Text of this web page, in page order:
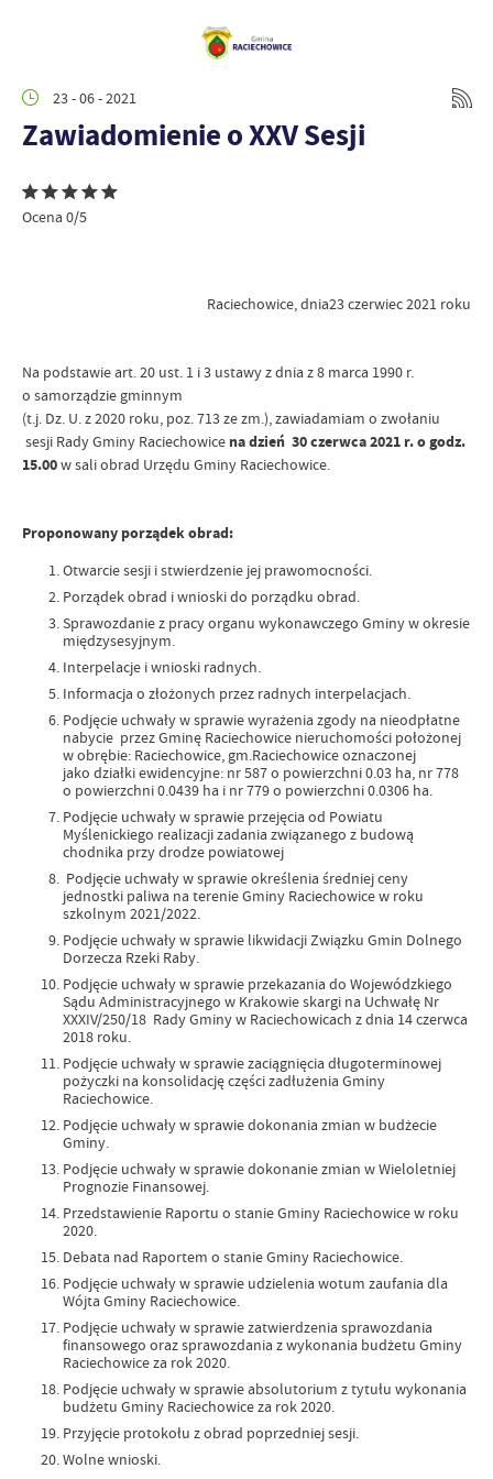
23 - 06 - 2021
Zawiadomienie o XXV Sesji
Ocena 0/5
Raciechowice, dnia23 czerwiec 2021 roku
Na podstawie art. 20 ust. 1 i 3 ustawy z dnia z 8 marca 1990 r.
o samorządzie gminnym
(t.j. Dz. U. z 2020 roku, poz. 713 ze zm.), zawiadamiam o zwołaniu
sesji Rady Gminy Raciechowice na dzień 30 czerwca2021 r. o godz.
15.00w sali obrad Urzędu Gminy Raciechowice.
Proponowany porządek obrad:
Otwarcie sesji i stwierdzenie jej prawomocności.
Porządek obrad i wnioski do porządku obrad.
Sprawozdanie z pracy organu wykonawczego Gminy w okresie
międzysesyjnym.
Interpelacje i wnioski radnych.
Informacja o złożonych przez radnych interpelacjach.
Podjęcie uchwały w sprawie wyrażenia zgody na nieodpłatne
nabycie przez Gminę Raciechowice nieruchomości położonej
w obrębie: Raciechowice, gm.Raciechowice oznaczonej
jako działki ewidencyjne: nr 587 o powierzchni 0.03 ha, nr 778
o powierzchni 0.0439 ha i nr 779 o powierzchni 0.0306 ha.
Podjęcie uchwały w sprawie przejęcia od Powiatu
Myślenickiego realizacji zadania związanego z budową
chodnika przy drodze powiatowej
Podjęcie uchwały w sprawie określenia średniej ceny
jednostki paliwa na terenie Gminy Raciechowice w roku
szkolnym 2021/2022.
Podjęcie uchwały w sprawie likwidacji Związku Gmin Dolnego
Dorzecza Rzeki Raby.
Podjęcie uchwały w sprawie przekazania do Wojewódzkiego
Sądu Administracyjnego w Krakowie skargi na Uchwałę Nr
XXXIV/250/18 Rady Gminy w Raciechowicach z dnia 14 czerwca
2018 roku.
Podjęcie uchwały w sprawie zaciągnięcia długoterminowej
pożyczki na konsolidację części zadłużenia Gminy
Raciechowice.
Podjęcie uchwały w sprawie dokonania zmian w budżecie
Gminy.
Podjęcie uchwały w sprawie dokonanie zmian w Wieloletniej
Prognozie Finansowej.
Przedstawienie Raportu o stanie Gminy Raciechowice w roku
2020.
Debata nad Raportem o stanie Gminy Raciechowice.
Podjęcie uchwały w sprawie udzielenia wotum zaufania dla
Wójta Gminy Raciechowice.
Podjęcie uchwały w sprawie zatwierdzenia sprawozdania
finansowego oraz sprawozdania z wykonania budżetu Gminy
Raciechowice za rok 2020.
Podjęcie uchwały w sprawie absolutorium z tytułu wykonania
budżetu Gminy Raciechowice za rok 2020.
Przyjęcie protokołu z obrad poprzedniej sesji.
Wolne wnioski.